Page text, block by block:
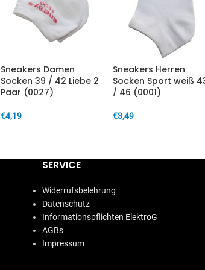
Sneakers Damen
Socken 39 / 42 Liebe 2
Paar (0027)
€4,19
Sneakers Herren
Socken Sport weiß
/ 46 (0001)
€3,49
SERVICE
Widerrufsbelehrung
Datenschutz
Informationspflichten ElektroG
AGBs
Impressum